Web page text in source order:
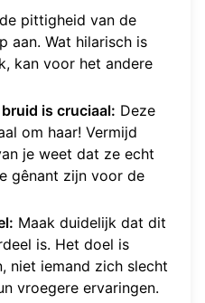
pittigheid van de
aan. Wat hilarisch is
kan voor het andere
is cruciaal: Deze
om haar! Vermijd
je weet dat ze echt
gênant zijn voor de
Maak duidelijk dat dit
is. Het doel is
niet iemand zich slecht
vroegere ervaringen.